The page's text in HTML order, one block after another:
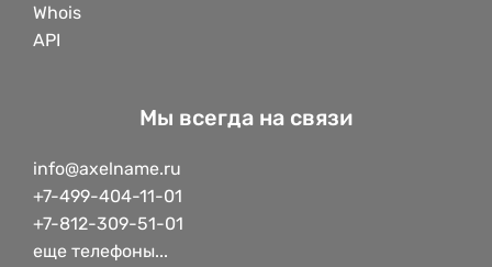
Whois
API
Мы всегда на связи
info@axelname.ru
+7-499-404-11-01
+7-812-309-51-01
еще телефоны...